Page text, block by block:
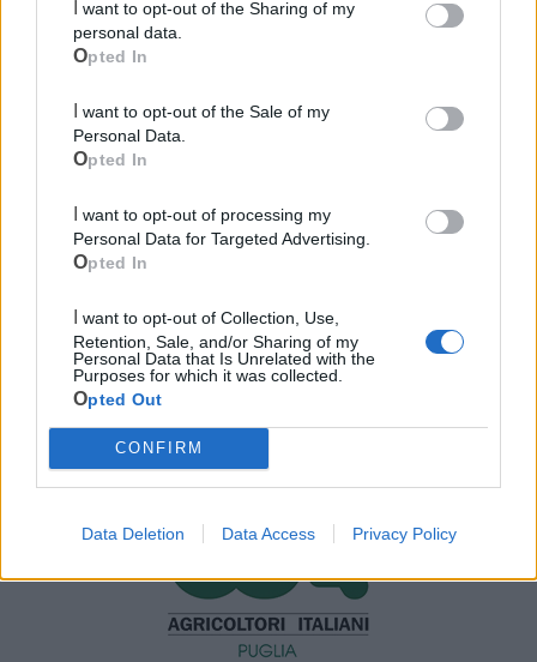
personal data.
Opted In
Personal Data.
Opted In
Personal Data for Targeted Advertising.
Opted In
Retention, Sale, and/or Sharing of my
Personal Data that Is Unrelated with the
Purposes for which it was collected.
Opted Out
CONFIRM
Data Deletion Data Access Privacy Policy
Mondo CIA